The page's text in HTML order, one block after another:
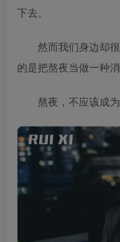
下去。
然而我们身边却
的是把熬夜当做一种消
熬夜，不应该成